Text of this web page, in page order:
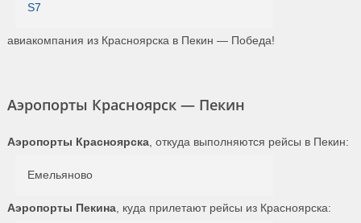
S7
авиакомпания из Красноярска в Пекин — Победа!
Аэропорты Красноярск — Пекин
Аэропорты Красноярска , откуда выполняются рейсы в Пекин:
Емельяново
Аэропорты Пекина , куда прилетают рейсы из Красноярска: